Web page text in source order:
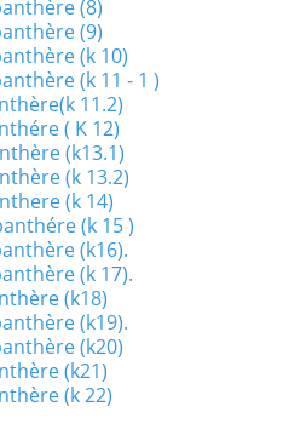
(8)
(9)
(k 10)
(k 11 - 1 )
11.2)
( K 12)
(k13.1)
(k 13.2)
(k 14)
(k 15 )
(k16).
(k 17).
(k18)
(k19).
(k20)
(k21)
(k 22)